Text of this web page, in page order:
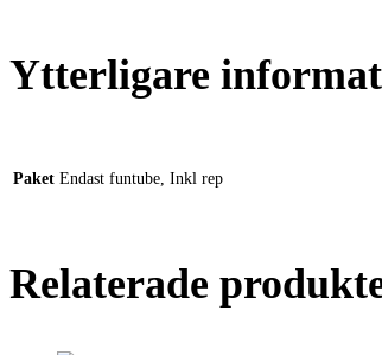
Ytterligare
Paket Endast funtube, Inkl rep
Relaterade